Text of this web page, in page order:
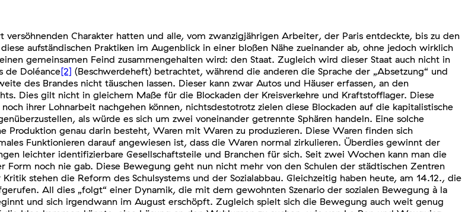
Charakter hatten und alle, vom zwanzigjährigen Arbeiter, der Paris entdeckte, bis zu den
aufständischen Praktiken im Augenblick in einer bloßen Nähe zueinander ab, ohne jedoch wirklich
gemeinsamen Feind zusammengehalten wird: den Staat. Zugleich wird dieser Staat auch nicht in
de Doléance[2] (Beschwerdeheft) betrachtet, während die anderen die Sprache der „Absetzung“ und
des Brandes nicht täuschen lassen. Dieser kann zwar Autos und Häuser erfassen, an den
Dies gilt nicht in gleichem Maße für die Blockaden der Kreisverkehre und Kraftstofflager. Diese
ihrer Lohnarbeit nachgehen können, nichtsdestotrotz zielen diese Blockaden auf die kapitalistische
als würde es sich um zwei voneinander getrennte Sphären handeln. Eine solche
Produktion genau darin besteht, Waren mit Waren zu produzieren. Diese Waren finden sich
Funktionieren darauf angewiesen ist, dass die Waren normal zirkulieren. Überdies gewinnt der
leichter identifizierbare Gesellschaftsteile und Branchen für sich. Seit zwei Wochen kann man die
noch nie gab. Diese Bewegung geht nun nicht mehr von den Schulen der städtischen Zentren
stehen die Reform des Schulsystems und der Sozialabbau. Gleichzeitig haben heute, am 14.12., die
All dies „folgt“ einer Dynamik, die mit dem gewohnten Szenario der sozialen Bewegung à la
und sich irgendwann im August erschöpft. Zugleich spielt sich die Bewegung auch weit genug